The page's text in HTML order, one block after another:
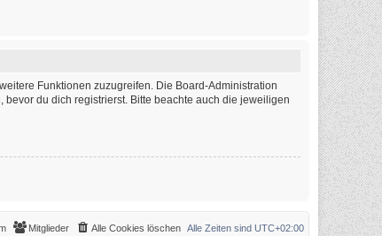
Funktionen zuzugreifen. Die Board-Administration
du dich registrierst. Bitte beachte auch die jeweiligen
Alle Zeiten sind UTC+02:00
Alle Cookies löschen
Mitglieder